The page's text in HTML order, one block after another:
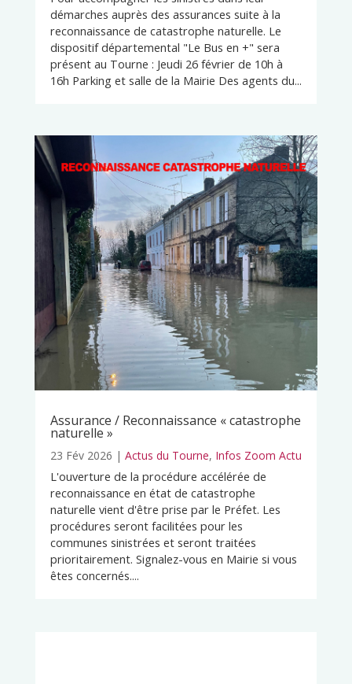
démarches auprès des assurances suite à la
reconnaissance de catastrophe naturelle. Le
dispositif départemental "Le Bus en +" sera
présent au Tourne : Jeudi 26 février de 10h à
16h Parking et salle de la Mairie Des agents du...
Assurance / Reconnaissance « catastrophe
naturelle »
23 Fév 2026 | Actus du Tourne, Infos Zoom Actu
L'ouverture de la procédure accélérée de
reconnaissance en état de catastrophe
naturelle vient d'être prise par le Préfet. Les
procédures seront facilitées pour les
communes sinistrées et seront traitées
prioritairement. Signalez-vous en Mairie si vous
êtes concernés....